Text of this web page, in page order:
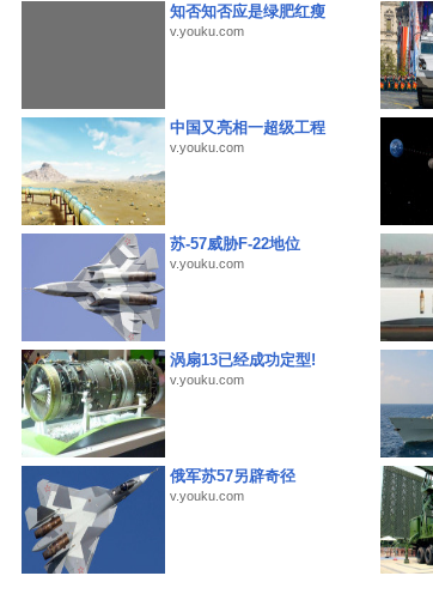
知否知否应是绿肥红瘦
v.youku.com
中国又亮相一超级工程
v.youku.com
苏-57威胁F-22地位
v.youku.com
涡扇13已经成功定型!
v.youku.com
俄军苏57另辟奇径
v.youku.com